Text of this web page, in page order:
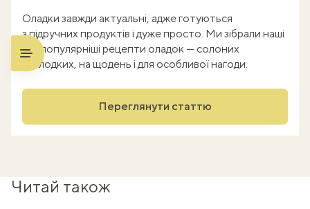
Оладки завжди актуальні, адже готуються
з підручних продуктів і дуже просто. Ми зібрали наші
найпопулярніші рецепти оладок — солоних
і солодких, на щодень і для особливої нагоди.
Переглянути статтю
Читай також